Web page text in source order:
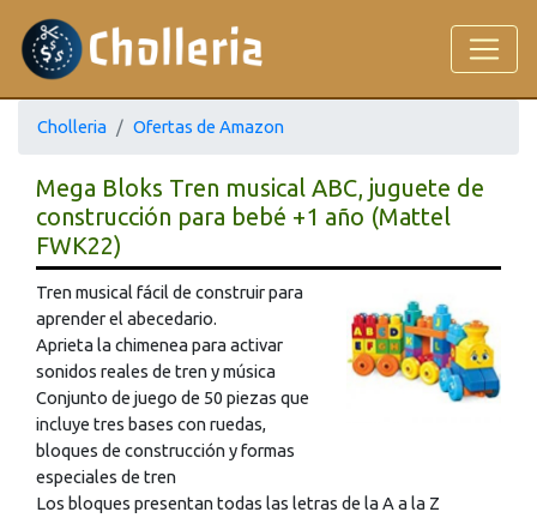
Cholleria Ofertas de Amazon
Mega Bloks Tren musical ABC, juguete de
construcción para bebé +1 año (Mattel
FWK22)
Tren musical fácil de construir para
aprender el abecedario.
Aprieta la chimenea para activar
sonidos reales de tren y música
Conjunto de juego de 50 piezas que
incluye tres bases con ruedas,
bloques de construcción y formas
especiales de tren
Los bloques presentan todas las letras de la A a la Z